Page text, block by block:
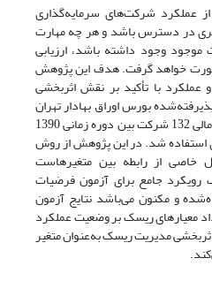
عملکرد شرکت‌های سرمایه‌گذاری
در دسترس باشد و هر چه مهارت
موجود وجود داشته باشد، ارزیابی
خواهد گرفت. هدف این پژوهش
عملکرد با تأکید بر نقش اثربخشی
بورس اوراق بهادار تهران
می‌باشد. بدین‌جهت از اطلاعات مالی 132 شرکت بین دوره زمانی 1390
آماری استفاده شد. در این پژوهش از روش
خاصی از رابطه بین متغیرهاست
رویکرد جامع برای آزمون فرضیات
و مکنون می‌باشد نتایج آزمون
معیار‌های ریسک بر وضعیت عملکرد
مدیریت ریسک به‌عنوان متغیر